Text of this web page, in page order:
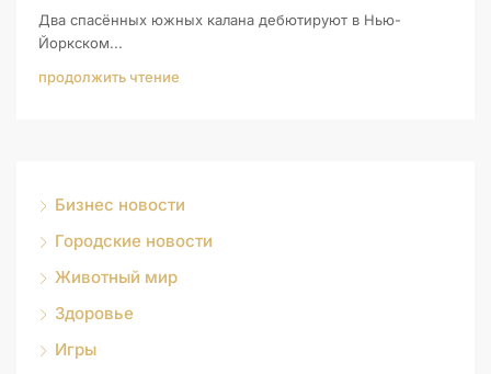
Два спасённых южных калана дебютируют в Нью-
Йоркском...
продолжить чтение
Бизнес новости
Городские новости
Животный мир
Здоровье
Игры